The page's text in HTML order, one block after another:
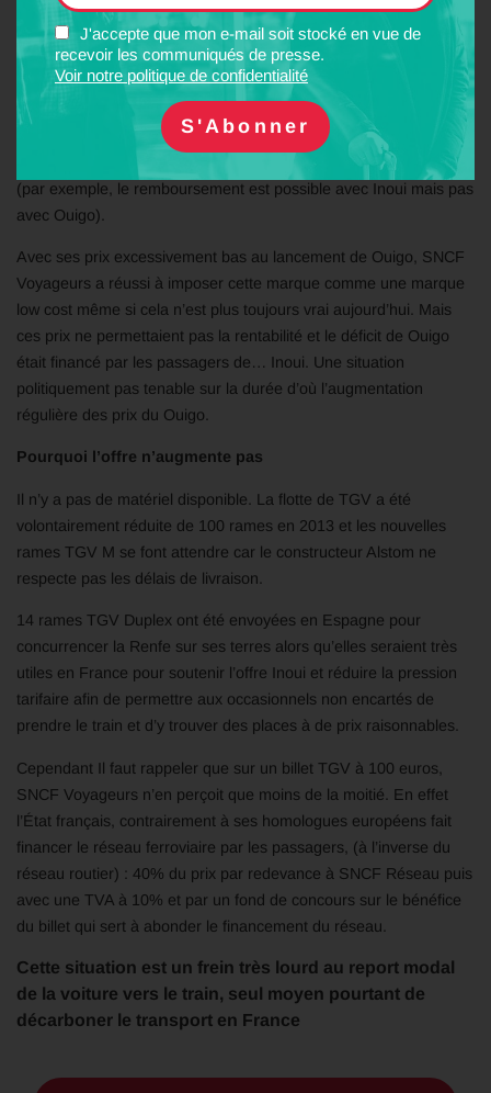
J'accepte que mon e-mail soit stocké en vue de
recevoir les communiqués de presse.
Voir notre politique de confidentialité
et TGV Inoui s’amenuise d’année en année. Le prix moyen
par passager de Ouigo est passé de 27,60 euros en 2019 à
34,20 en 2023 soit 24 % d’augmentation.Dans les jours qui
précèdent un départ, nos tests montrent que les porteurs de carte
Avantage ont quasiment toujours intérêt à utiliser Inoui plutot que
Ouigo, car, à prix égal, et parfois même inférieur, les conditions
de voyage et d’après-vente sont beaucoup plus aisées avec Inoui
(par exemple, le remboursement est possible avec Inoui mais pas
avec Ouigo).
Avec ses prix excessivement bas au lancement de Ouigo, SNCF
Voyageurs a réussi à imposer cette marque comme une marque
low cost même si cela n’est plus toujours vrai aujourd’hui. Mais
ces prix ne permettaient pas la rentabilité et le déficit de Ouigo
était financé par les passagers de… Inoui. Une situation
politiquement pas tenable sur la durée d’où l’augmentation
régulière des prix du Ouigo.
Pourquoi l’offre n’augmente pas
Il n’y a pas de matériel disponible. La flotte de TGV a été
volontairement réduite de 100 rames en 2013 et les nouvelles
rames TGV M se font attendre car le constructeur Alstom ne
respecte pas les délais de livraison.
14 rames TGV Duplex ont été envoyées en Espagne pour
concurrencer la Renfe sur ses terres alors qu’elles seraient très
utiles en France pour soutenir l’offre Inoui et réduire la pression
tarifaire afin de permettre aux occasionnels non encartés de
prendre le train et d’y trouver des places à de prix raisonnables.
Cependant Il faut rappeler que sur un billet TGV à 100 euros,
SNCF Voyageurs n’en perçoit que moins de la moitié. En effet
l’État français, contrairement à ses homologues européens fait
financer le réseau ferroviaire par les passagers, (à l’inverse du
réseau routier) : 40% du prix par redevance à SNCF Réseau puis
avec une TVA à 10% et par un fond de concours sur le bénéfice
du billet qui sert à abonder le financement du réseau.
Cette situation est un frein très lourd au report modal
de la voiture vers le train, seul moyen pourtant de
décarboner le transport en France